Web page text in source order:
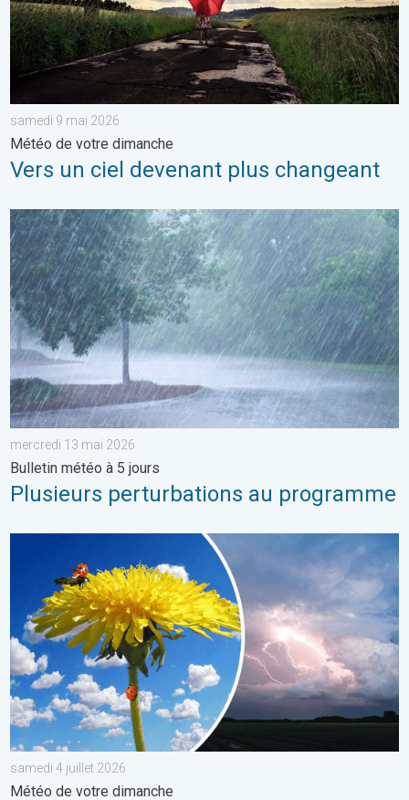
samedi 9 mai 2026
Météo de votre dimanche
Vers un ciel devenant plus changeant
Plusieurs perturbations au programme. Bulletin météo à 5
mercredi 13 mai 2026
Bulletin météo à 5 jours
Plusieurs perturbations au programme
Journée plus fraîche et instable. Météo de votre dimanche. . .
samedi 4 juillet 2026
Météo de votre dimanche